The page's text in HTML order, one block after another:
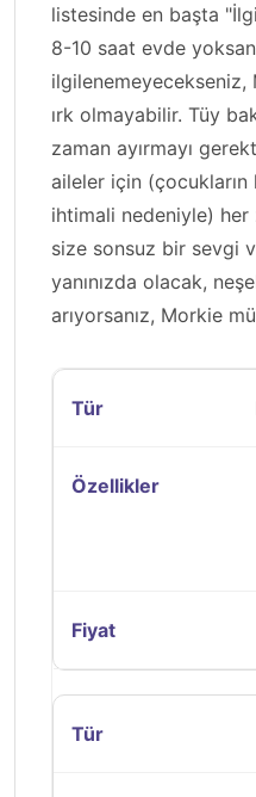
listesinde en başta
8-10 saat evde
ırk olmayabilir. Tüy
zaman ayırmayı
aileler için
ihtimali nedeniyle)
size sonsuz bir sevgi
yanınızda olacak,
arıyorsanız, Morkie